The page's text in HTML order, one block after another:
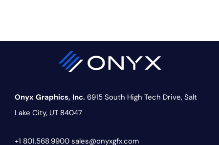
Onyx Graphics, Inc. 6915 South High Tech Drive, Salt
Lake City, UT 84047
+1 801.568.9900 sales@onyxgfx.com